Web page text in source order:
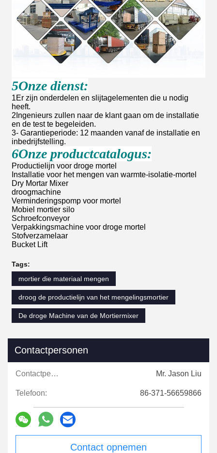
5Onze dienst:
1Er zijn onderdelen en slijtagelementen die u nodig
heeft.
2Ingenieurs zullen naar de klant gaan om de installatie
en de test te begeleiden.
3- Garantieperiode: 12 maanden vanaf de installatie en
inbedrijfstelling.
6Onze productcatalogus:
Productielijn voor droge mortel
Installatie voor het mengen van warmte-isolatie-mortel
Dry Mortar Mixer
droogmachine
Verminderingspomp voor mortel
Mobiel mortier silo
Schroefconveyor
Verpakkingsmachine voor droge mortel
Stofverzamelaar
Bucket Lift
Tags:
mortier die materiaal mengen
droog de productielijn van het mengelingsmortier
De droge Machine van de Mortiermixer
Contactpersonen
Contactpersonen: Mr. Jason Liu
Telefoon: 86-371-56659866
Contact opnemen